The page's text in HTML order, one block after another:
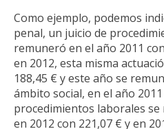
Como ejemplo, podemos
penal, un juicio de
remuneró en el año 2011
en 2012, esta misma
188,45 € y este año se
ámbito social, en el año
procedimientos laborales
en 2012 con 221,07 € y en